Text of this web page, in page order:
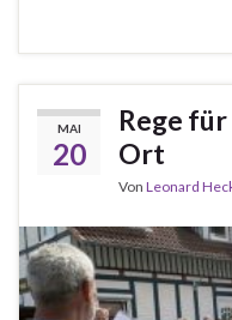
MAI
20
Rege
Ort
Von Leonard